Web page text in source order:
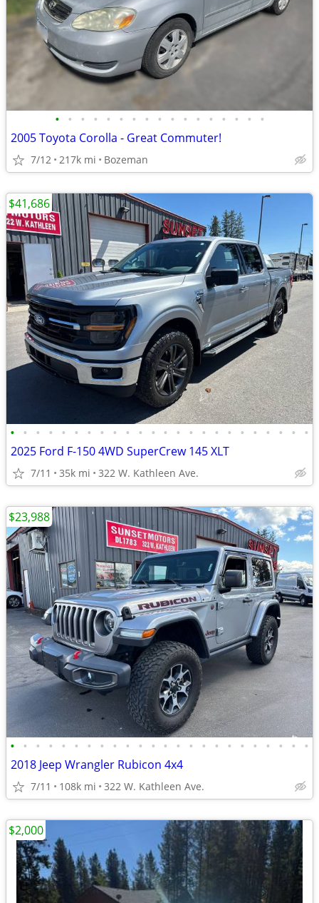
• • • • • • • • • • • • • • • • •
2005 Toyota Corolla - Great Commuter!
7/12 217k mi Bozeman
• • • • • • • • • • • • • • • • • • • • • • • •
2025 Ford F-150 4WD SuperCrew 145 XLT
7/11 35k mi 322 W. Kathleen Ave.
$41,686
• • • • • • • • • • • • • • • • • • • • • • • •
2018 Jeep Wrangler Rubicon 4x4
7/11 108k mi 322 W. Kathleen Ave.
$23,988
$2,000